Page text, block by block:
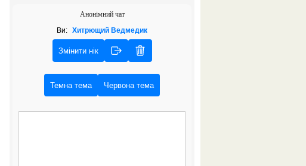
Анонімний чат
Ви: Хитрющий Ведмедик
Змінити нік
Темна тема Червона тема